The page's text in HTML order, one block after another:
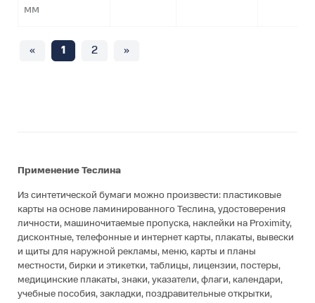
мм
« 1 2 »
Применение Теслина
Из синтетической бумаги можно произвести: пластиковые
карты на основе ламинированного Теслина, удостоверения
личности, машиночитаемые пропуска, наклейки на Proximity,
дисконтные, телефонные и интернет карты, плакаты, вывески
и щиты для наружной рекламы, меню, карты и планы
местности, бирки и этикетки, таблицы, лицензии, постеры,
медицинские плакаты, знаки, указатели, флаги, календари,
учебные пособия, закладки, поздравительные открытки,